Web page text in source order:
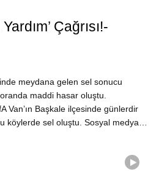
Çağrısı!-
meydana gelen sel sonucu
maddi hasar oluştu.
Van’ın Başkale ilçesinde günlerdir
köylerde sel oluştu. Sosyal medya…